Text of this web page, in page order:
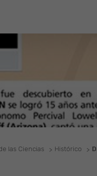
las Ciencias Histórico